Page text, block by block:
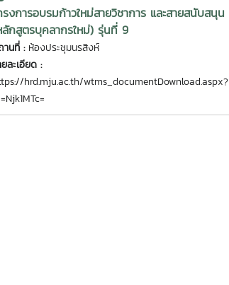
รงการอบรมก้าวใหม่สายวิชาการ และสายสนับสนุน
กสูตรบุคลากรใหม่) รุ่นที่ 9
านที่ : ห้องประชุมนรสิงห์
ละเอียด :
hrd.mju.ac.th/wtms_documentDownload.aspx?